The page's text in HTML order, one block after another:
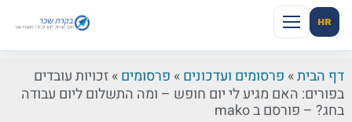
HR
דף הבית»פרסומים ועדכונים»פרסומים»זכויות עובדים
בפורים: האם מגיע לי יום חופש – ומה התשלום ליום עבודה
בחג? – פורסם ב mako